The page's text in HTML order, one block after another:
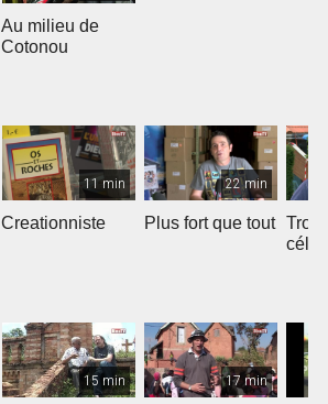
Au milieu de
Cotonou
11 min
Creationniste
22 min
Plus fort que tout
15 min 17 min